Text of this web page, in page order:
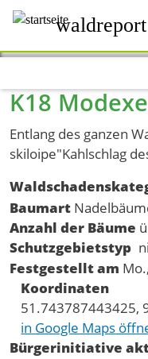
waldreport
K18
Entlang des ganzen
skiloipe"Kahlschlag
Baumart
Anzahl der Bäume
Schutzgebietstyp
Festgestellt am
Koordinaten
51.743787443425,
in Google Maps
Bürgerinitiative